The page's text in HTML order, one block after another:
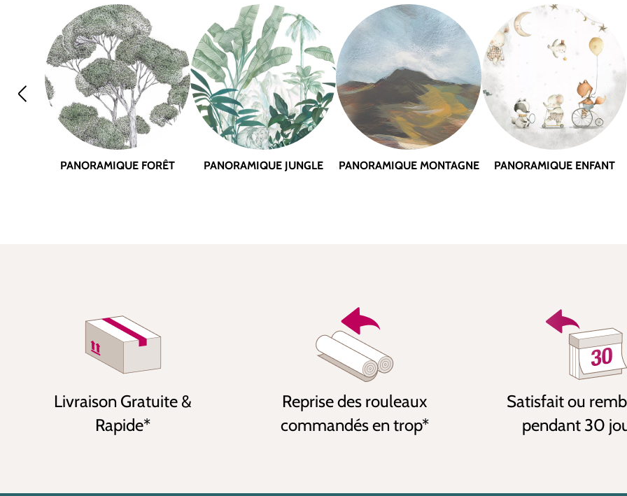
PANORAMIQUE FORÊT PANORAMIQUE JUNGLE PANORAMIQUE MONTAGNE PANORAMIQUE ENFANT
Livraison Gratuite &
Rapide*
Reprise des rouleaux
commandés en trop*
Satisfait ou
pendant 30